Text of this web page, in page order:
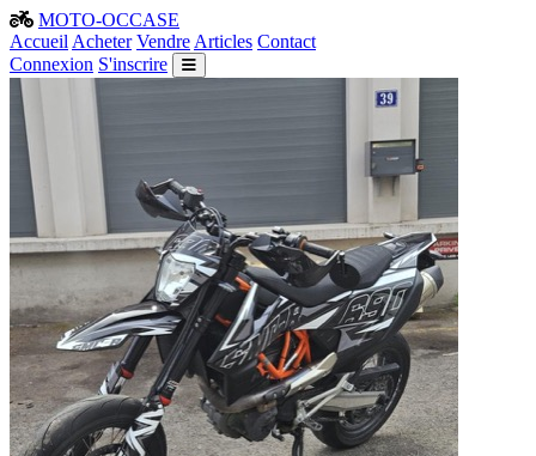
MOTO-OCCASE
Accueil Acheter Vendre Articles Contact
Connexion S'inscrire